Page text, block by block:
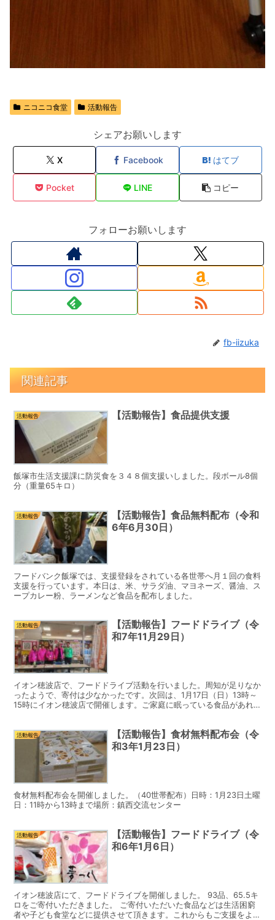
ニコニコ食堂 活動報告
シェアお願いします
X Facebook はてブ
Pocket LINE コピー
フォローお願いします
fb-iizuka
関連記事
活動報告 【活動報告】食品提供支援
飯塚市生活支援課に防災食を３４８個支援いしました。段ボール8個
分（重量65キロ）
活動報告
【活動報告】食品無料配布（令和
6年6月30日）
フードバンク飯塚では、支援登録をされている各世帯へ月１回の食料
支援を行っています。本日は、米、サラダ油、マヨネーズ、醤油、ス
ープカレー粉、ラーメンなど食品を配布しました。
活動報告
【活動報告】フードドライブ（令
和7年11月29日）
イオン穂波店で、フードドライブ活動を行いました。周知が足りなか
ったようで、寄付は少なかったです。次回は、1月17日（日）13時～
15時にイオン穂波店で開催します。ご家庭に眠っている食品があれ
活動報告
【活動報告】食材無料配布会（令
和3年1月23日）
食材無料配布会を開催しました。（40世帯配布）日時：1月23日土曜
日：11時から13時まで場所：鎮西交流センター
活動報告
【活動報告】フードドライブ（令
和6年1月6日）
イオン穂波店にて、フードドライブを開催しました。 93品、65.5キ
ロをご寄付いただきました。 ご寄付いただいた食品などは生活困窮
者や子ども食堂などに提供させて頂きます。これからもご支援をよろ